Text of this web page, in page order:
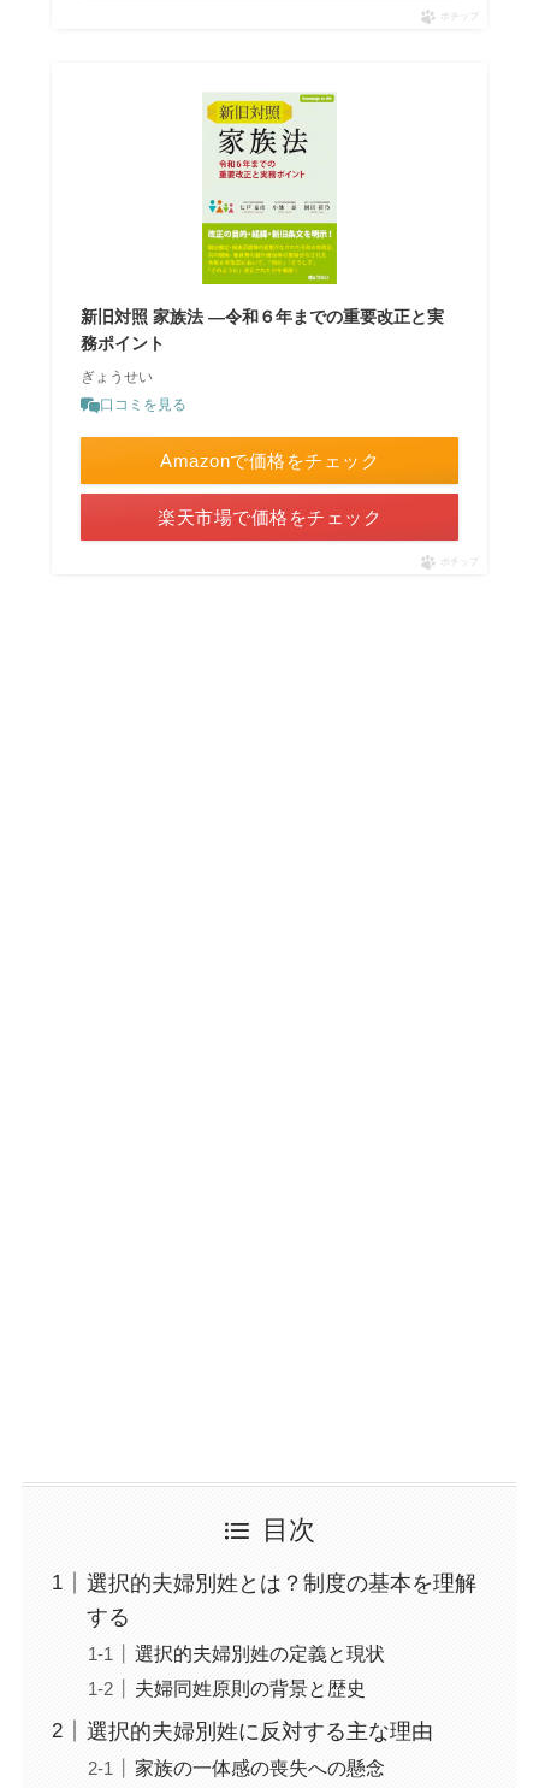
ポチップ
新旧対照 家族法 ―令和６年までの重要改正と実
務ポイント
ぎょうせい
口コミを見る
Amazonで価格をチェック
楽天市場で価格をチェック
ポチップ
目次
選択的夫婦別姓とは？制度の基本を理解
する
選択的夫婦別姓の定義と現状
夫婦同姓原則の背景と歴史
選択的夫婦別姓に反対する主な理由
家族の一体感の喪失への懸念